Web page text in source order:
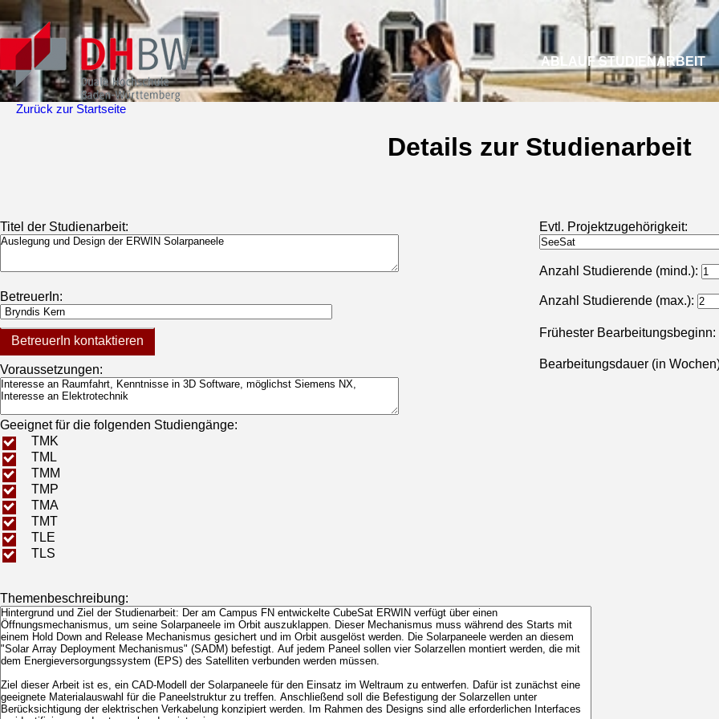
ABLAUF STUDIENARBEIT
Zurück zur Startseite
Details zur Studienarbeit
Titel der Studienarbeit:
BetreuerIn:
BetreuerIn kontaktieren
Voraussetzungen:
Evtl. Projektzugehörigkeit:
Anzahl Studierende (mind.):
Anzahl Studierende (max.):
Frühester Bearbeitungsbeginn:
Bearbeitungsdauer (in
Geeignet für die folgenden Studiengänge:
TMK
TML
TMM
TMP
TMA
TMT
TLE
TLS
Themenbeschreibung: